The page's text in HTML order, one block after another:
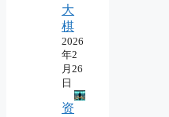
大
棋
2026
年2
月26
日
资